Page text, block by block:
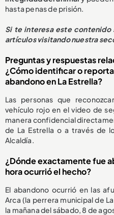
hasta penas de prisión.
Si te interesa este contenido
artículos visitando nuestra
Preguntas y respuestas
¿Cómo identificar o
abandono en La Estrella?
Las personas que
vehículo rojo en el video de
manera confidencial
de La Estrella o a través de
Alcaldía.
¿Dónde exactamente fue
hora ocurrió el hecho?
El abandono ocurrió en las
Arca (la perrera municipal de
la mañana del sábado, 8 de